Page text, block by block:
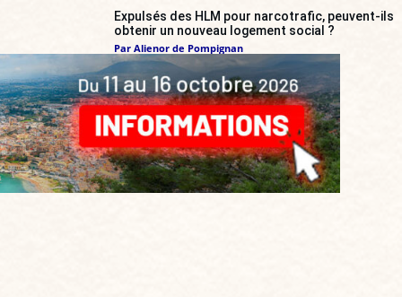
Expulsés des HLM pour narcotrafic, peuvent-ils
obtenir un nouveau logement social ?
Par Alienor de Pompignan